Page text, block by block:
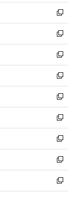
開
く
ウ
で
開
く
ン
ド
ウ
で
開
く
し
い
ウ
ィ
ン
ド
ウ
で
開
く
新
し
い
ウ
ィ
ン
ド
ウ
で
開
く
新
し
い
ウ
ィ
ン
ド
ウ
で
開
く
新
し
い
ウ
ィ
ン
ド
ウ
で
開
く
新
し
い
ウ
ィ
ン
ド
ウ
で
開
く
新
し
い
ウ
ィ
ン
ド
ウ
で
開
新
し
い
ウ
ィ
ン
ド
ウ
新
し
い
ウ
ィ
ン
新
し
い
ウ
新
し